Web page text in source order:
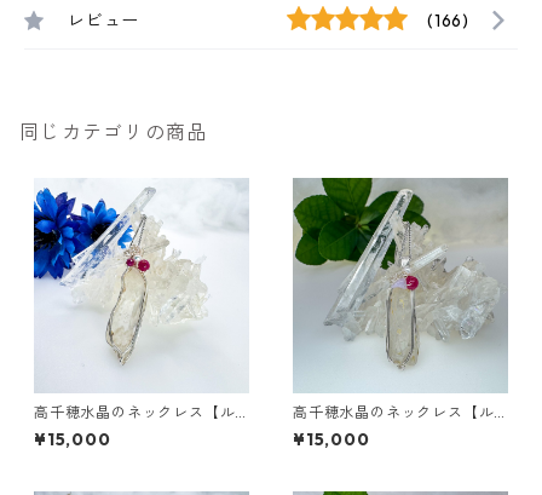
レビュー (166)
同じカテゴリの商品
高千穂水晶のネックレス【ル
ビー/淡水パール】
¥15,000
高千穂水晶のネックレス【ル
ビー/ラベンダーアメジスト/淡
水パール】
¥15,000